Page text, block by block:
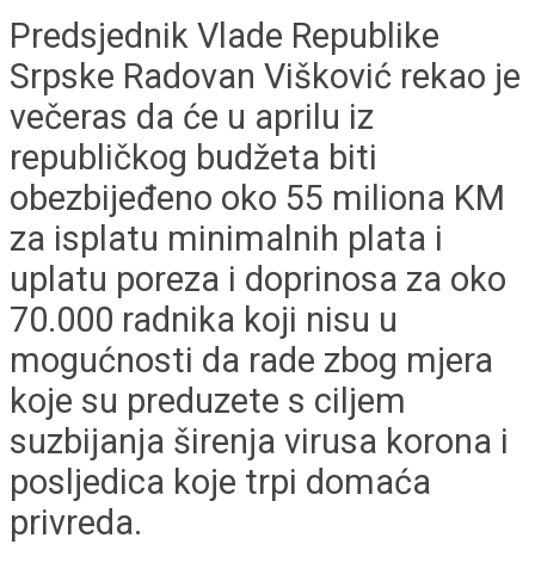
Predsjednik Vlade Republike
Srpske Radovan Višković rekao je
večeras da će u aprilu iz
republičkog budžeta biti
obezbijeđeno oko 55 miliona KM
za isplatu minimalnih plata i
uplatu poreza i doprinosa za oko
70.000 radnika koji nisu u
mogućnosti da rade zbog mjera
koje su preduzete s ciljem
suzbijanja širenja virusa korona i
posljedica koje trpi domaća
privreda.